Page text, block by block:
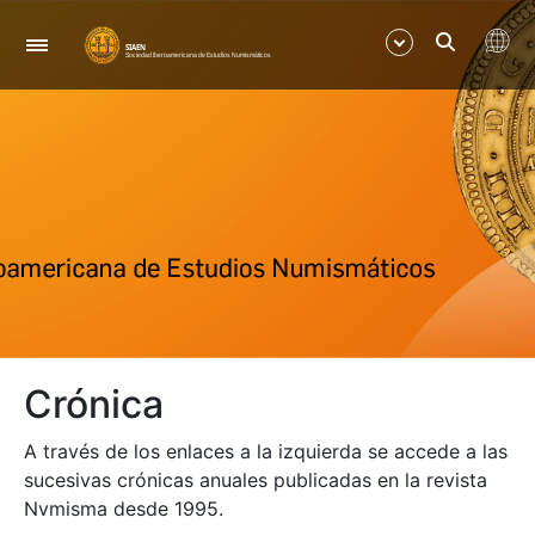
Nabigazioa
Erakutsi/Ezkutatu
Erakutsi/Ezkutatu
Crónica
A través de los enlaces a la izquierda se accede a las
sucesivas crónicas anuales publicadas en la revista
Nvmisma desde 1995.